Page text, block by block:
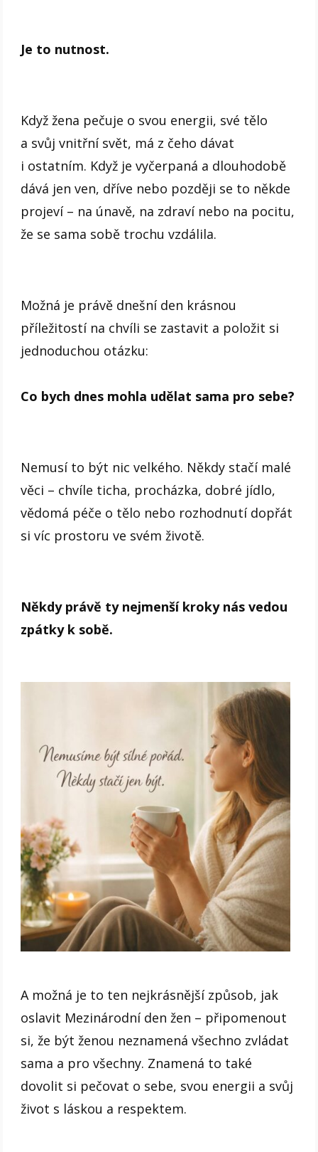
Je to nutnost.
Když žena pečuje o svou energii, své tělo
a svůj vnitřní svět, má z čeho dávat
i ostatním. Když je vyčerpaná a dlouhodobě
dává jen ven, dříve nebo později se to někde
projeví – na únavě, na zdraví nebo na pocitu,
že se sama sobě trochu vzdálila.
Možná je právě dnešní den krásnou
příležitostí na chvíli se zastavit a položit si
jednoduchou otázku:
Co bych dnes mohla udělat sama pro sebe?
Nemusí to být nic velkého. Někdy stačí malé
věci – chvíle ticha, procházka, dobré jídlo,
vědomá péče o tělo nebo rozhodnutí dopřát
si víc prostoru ve svém životě.
Někdy právě ty nejmenší kroky nás vedou
zpátky k sobě.
A možná je to ten nejkrásnější způsob, jak
oslavit Mezinárodní den žen – připomenout
si, že být ženou neznamená všechno zvládat
sama a pro všechny. Znamená to také
dovolit si pečovat o sebe, svou energii a svůj
život s láskou a respektem.